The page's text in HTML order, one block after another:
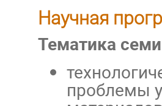
Научная
Тематика
проблемы